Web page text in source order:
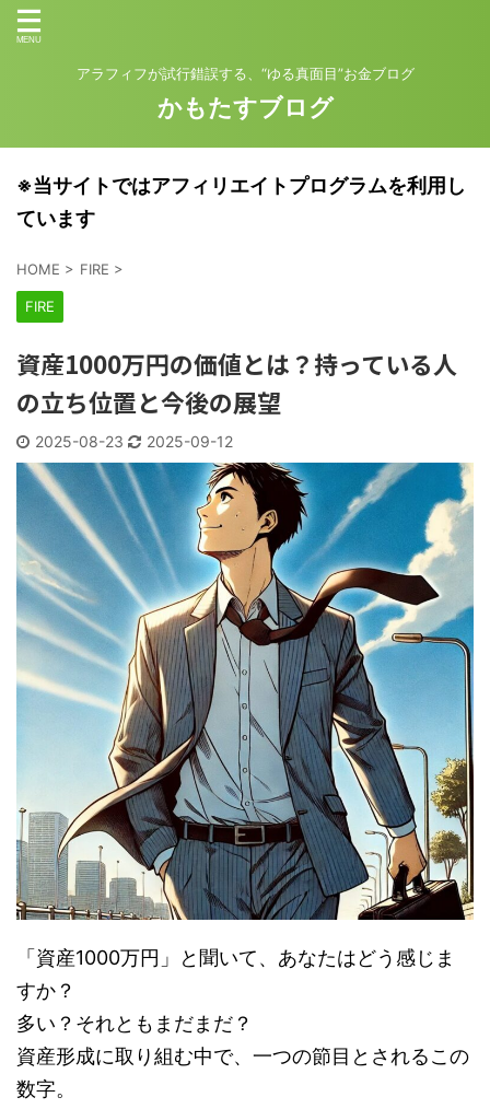
アラフィフが試行錯誤する、“ゆる真面目”お金ブログ
かもたすブログ
※当サイトではアフィリエイトプログラムを利用し
ています
HOME > FIRE >
FIRE
資産1000万円の価値とは？持っている人
の立ち位置と今後の展望
2025-08-23 2025-09-12
「資産1000万円」と聞いて、あなたはどう感じま
すか？
多い？それともまだまだ？
資産形成に取り組む中で、一つの節目とされるこの
数字。